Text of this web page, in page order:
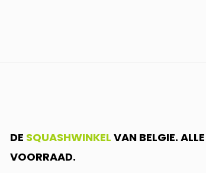
DE SQUASHWINKEL VAN BELGIE.
VOORRAAD.